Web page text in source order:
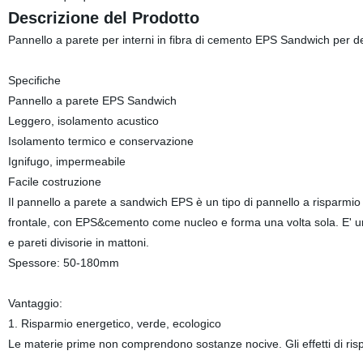
Descrizione del Prodotto
Pannello a parete per interni in fibra di cemento EPS Sandwich per
Specifiche
Pannello a parete EPS Sandwich
Leggero, isolamento acustico
Isolamento termico e conservazione
Ignifugo, impermeabile
Facile costruzione
Il pannello a parete a sandwich EPS è un tipo di pannello a
frontale, con EPS&cemento come nucleo e forma una volta sola. E'
e pareti divisorie in mattoni.
Spessore: 50-180mm
Vantaggio:
1. Risparmio energetico, verde, ecologico
Le materie prime non comprendono sostanze nocive. Gli effetti di